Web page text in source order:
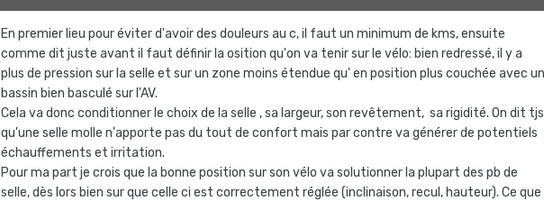
En premier lieu pour éviter d'avoir des douleurs au c, il faut un minimum de kms, ensuite
comme dit juste avant il faut définir la osition qu'on va tenir sur le vélo: bien redressé, il y a
plus de pression sur la selle et sur un zone moins étendue qu' en position plus couchée avec
bassin bien basculé sur l'AV.
Cela va donc conditionner le choix de la selle , sa largeur, son revêtement, sa rigidité. On dit tjs
qu'une selle molle n'apporte pas du tout de confort mais par contre va générer de potentiels
échauffements et irritation.
Pour ma part je crois que la bonne position sur son vélo va solutionner la plupart des pb de
selle, dès lors bien sur que celle ci est correctement réglée (inclinaison, recul, hauteur). Ce que